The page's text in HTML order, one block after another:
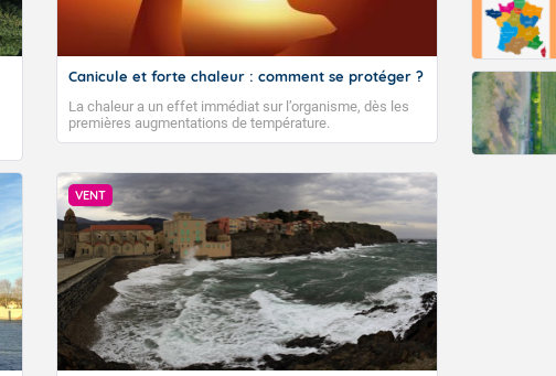
Canicule et forte chaleur : comment se protéger ?
La chaleur a un effet immédiat sur l’organisme, dès les
premières augmentations de température.
VENT